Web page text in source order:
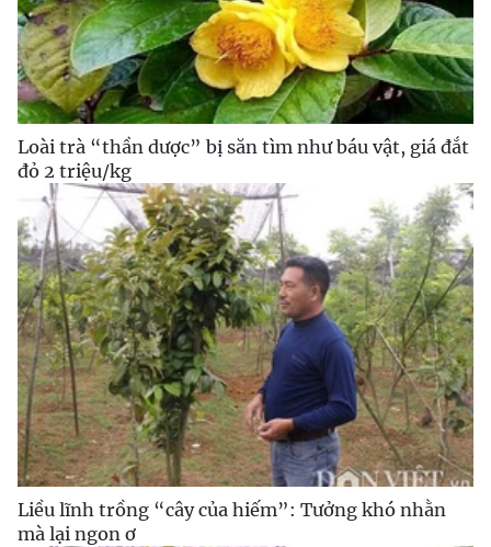
Loài trà “thần dược” bị săn tìm như báu vật, giá đắt
đỏ 2 triệu/kg
Liều lĩnh trồng “cây của hiếm”: Tưởng khó nhằn
mà lại ngon ơ